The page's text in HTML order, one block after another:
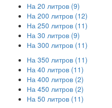
На 20 литров (9)
На 200 литров (12)
На 250 литров (11)
На 30 литров (9)
На 300 литров (11)
На 350 литров (11)
На 40 литров (11)
На 400 литров (2)
На 450 литров (2)
На 50 литров (11)